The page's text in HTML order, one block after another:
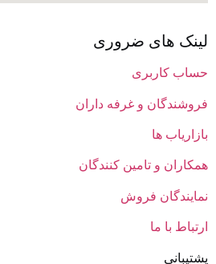
لینک های ضروری
حساب کاربری
فروشندگان و غرفه داران
بازاریاب ها
همکاران و تامین کنندگان
نمایندگان فروش
ارتباط با ما
پشتیبانی